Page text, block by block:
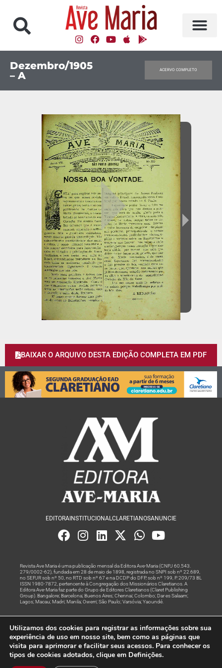
Dezembro/1905
– A
ACERVO COMPLETO
BAIXAR O ARQUIVO DESTA EDIÇÃO COMPLETA EM PDF
EDITORA INSTITUCIONALCLARETIANOSANUNCIE
Revista Ave Maria é uma publicação mensal da Editora Ave-Maria (CNPJ 60.543.
279/0002-62), fundada em 28 de maio de 1898, registrada no SNPI sob nº 22.689,
no SEPJR sob nº 50, no RTD sob nº 67 e na DCDP do DFP, sob nº 199, P. 209/73 BL
ISSN 1980-7872, pertencente à Congregação dos Missionários Claretianos. A
Editora Ave-Maria faz parte do Grupo de Editores Claretianos (Claret Publishing
Group). Bangalore; Barcelona; Buenos Aires; Chennai; Colombo; Dar es Salaam;
Lagos; Macau; Madri; Manila; Owerri; São Paulo; Varsóvia; Yaoundé.
Rede
© Todos os Direitos Reservados
Utilizamos dos cookies para registrar as informações sobre sua
experiência de uso em nosso site, bem como as páginas que
visita para aprimorar e facilitar seus acessos. Para conhecer os
tipos de cookies adotados, clique em Definições.